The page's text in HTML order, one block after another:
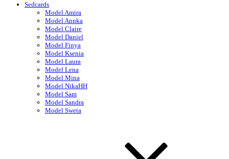
Sedcards
Model Amira
Model Annka
Model Claire
Model Daniel
Model Finya
Model Ksenia
Model Laura
Model Lena
Model Mina
Model NikaHH
Model Sam
Model Sandra
Model Sweta